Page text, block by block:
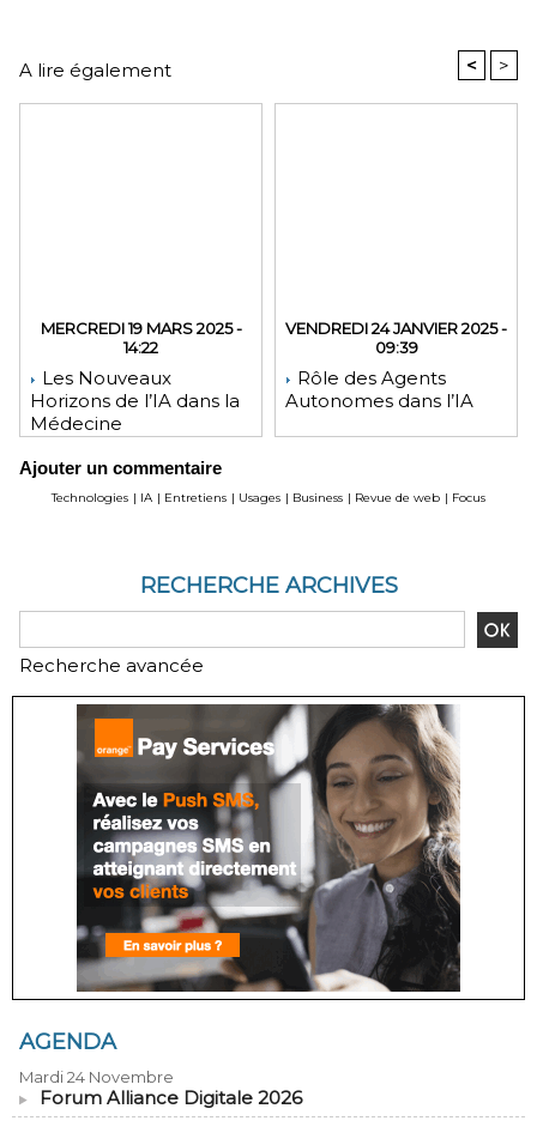
A lire également < >
MERCREDI 19 MARS 2025 -
14:22
Les Nouveaux
Horizons de l’IA dans la
Médecine
VENDREDI 24 JANVIER 2025 -
09:39
Rôle des Agents
Autonomes dans l’IA
Ajouter un commentaire
Technologies | IA | Entretiens | Usages | Business | Revue de web | Focus
RECHERCHE ARCHIVES
Recherche avancée
AGENDA
Mardi 24 Novembre
Forum Alliance Digitale 2026